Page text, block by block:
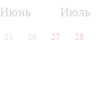
Июнь Июль
25 26 27 28